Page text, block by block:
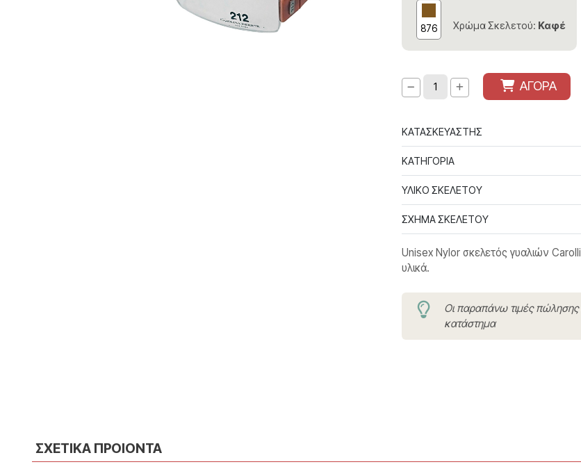
876 Χρώμα Σκελετού: Καφέ
ΑΓΟΡΑ
ΚΑΤΑΣΚΕΥΑΣΤΗΣ
ΚΑΤΗΓΟΡΙΑ
ΥΛΙΚΟ ΣΚΕΛΕΤΟΥ
ΣΧΗΜΑ ΣΚΕΛΕΤΟΥ
Unisex Nylor σκελετός γυαλιών
υλικά.
Οι παραπάνω τιμές
κατάστημα
ΣΧΕΤΙΚΑ ΠΡΟΙΟΝΤΑ